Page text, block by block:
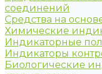
соединений
Средства на
Химические
Индикаторные
Индикаторы
Биологические